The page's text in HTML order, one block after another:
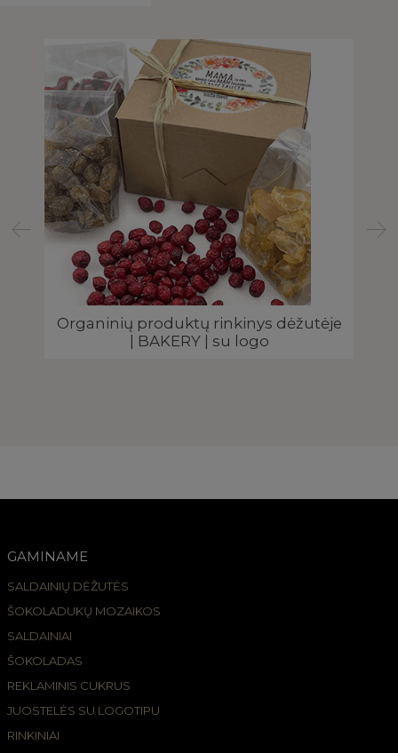
Organinių produktų rinkinys dėžutėje
| BAKERY | su logo
GAMINAME
SALDAINIŲ DĖŽUTĖS
ŠOKOLADUKŲ MOZAIKOS
SALDAINIAI
ŠOKOLADAS
REKLAMINIS CUKRUS
JUOSTELĖS SU LOGOTIPU
RINKINIAI